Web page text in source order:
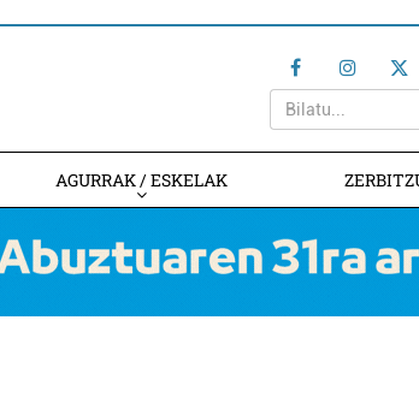
AGURRAK / ESKELAK